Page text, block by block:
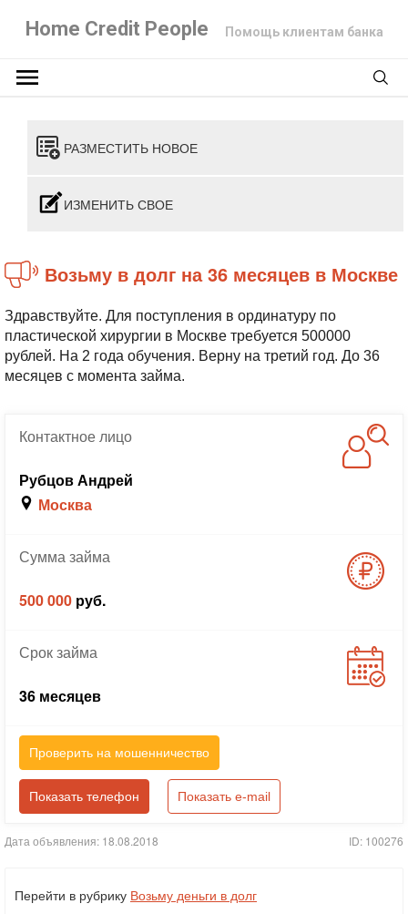
Home Credit People Помощь клиентам банка
РАЗМЕСТИТЬ НОВОЕ
ИЗМЕНИТЬ СВОЕ
Возьму в долг на 36 месяцев в Москве
Здравствуйте. Для поступления в ординатуру по
пластической хирургии в Москве требуется 500000
рублей. На 2 года обучения. Верну на третий год. До 36
месяцев с момента займа.
Контактноелицо
Рубцов Андрей
Москва
Суммазайма
500 000 руб.
Срокзайма
36 месяцев
Проверить на мошенничество
Показать телефон Показать e-mail
Дата объявления: 18.08.2018 ID: 100276
Перейти в рубрику Возьму деньги в долг